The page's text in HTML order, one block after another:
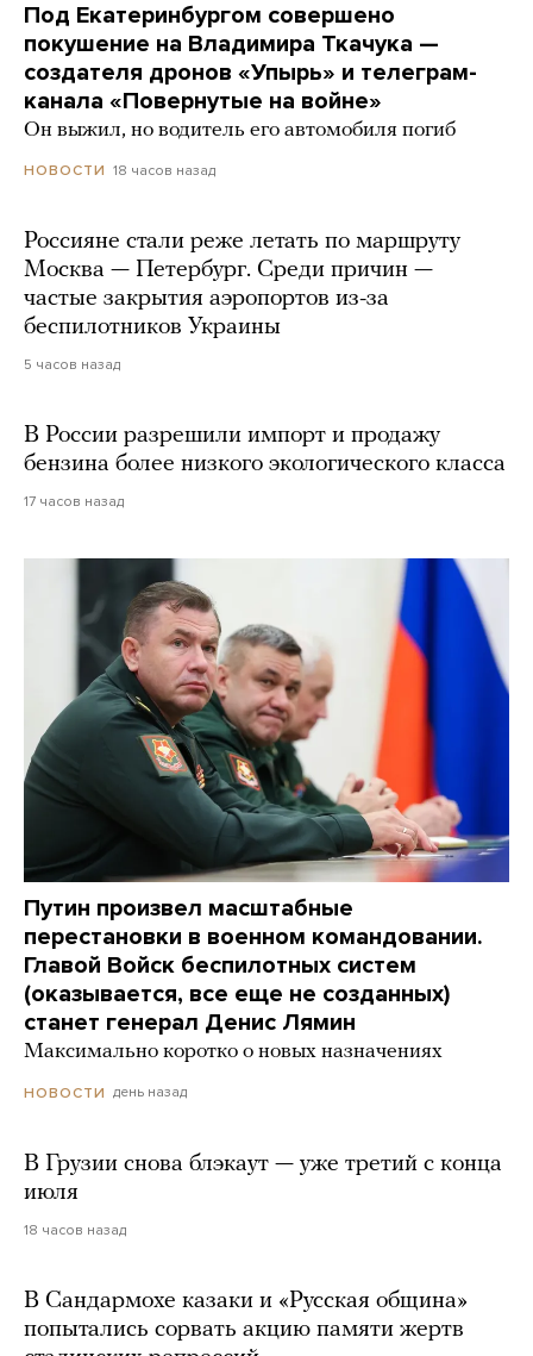
Под Екатеринбургом совершено
покушение на Владимира Ткачука —
создателя дронов «Упырь» и телеграм-
канала «Повернутые на войне»
Он выжил, но водитель его автомобиля погиб
НОВОСТИ 18 часов назад
Россияне стали реже летать по маршруту
Москва — Петербург. Среди причин —
частые закрытия аэропортов из-за
беспилотников Украины
5 часов назад
В России разрешили импорт и продажу
бензина более низкого экологического класса
17 часов назад
Путин произвел масштабные
перестановки в военном командовании.
Главой Войск беспилотных систем
(оказывается, все еще не созданных)
станет генерал Денис Лямин
Максимально коротко о новых назначениях
НОВОСТИ день назад
В Грузии снова блэкаут — уже третий с конца
июля
18 часов назад
В Сандармохе казаки и «Русская община»
попытались сорвать акцию памяти жертв